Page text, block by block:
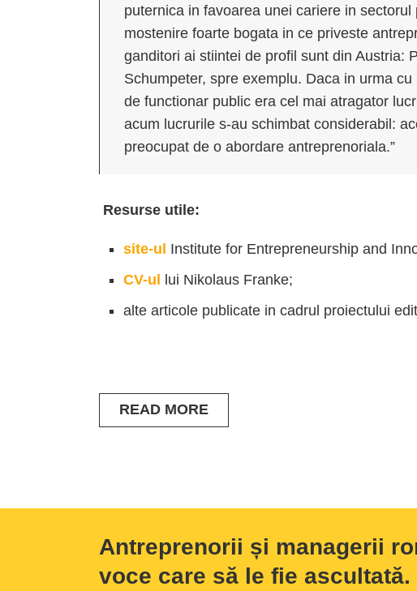
puternica in favoarea unei cariere in
mostenire foarte bogata in ce priveste
ganditori ai stiintei de profil sunt din Austria:
Schumpeter, spre exemplu. Daca in urma
de functionar public era cel mai atragator
acum lucrurile s-au schimbat considerabil:
preocupat de o abordare antreprenoriala.”
Resurse utile:
site-ul Institute for Entrepreneurship and
CV-ul
lui Nikolaus Franke;
alte articole publicate in cadrul proiectului
READ MORE
Antreprenorii și managerii
voce care să le fie ascultată.